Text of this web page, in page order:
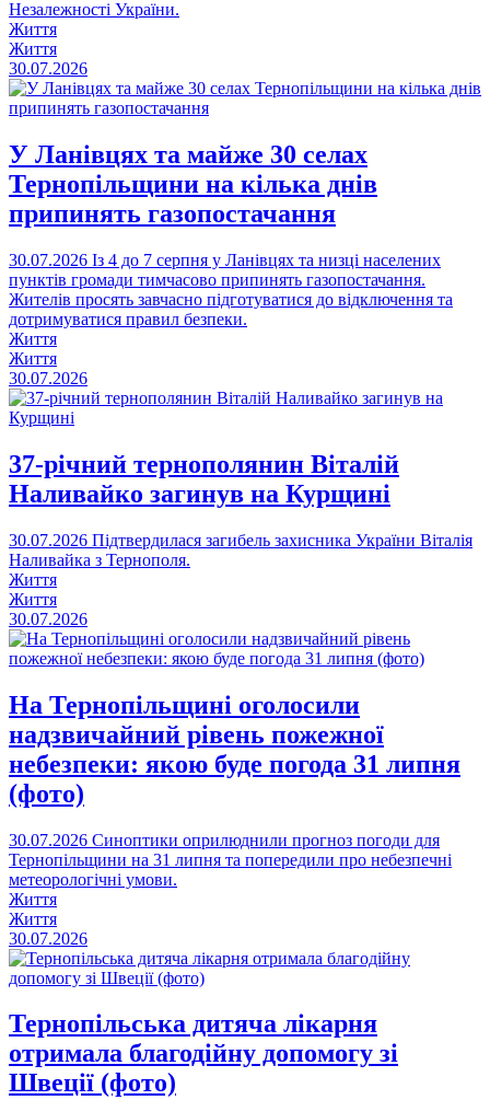
Незалежності України.
Життя
Життя
30.07.2026
У Ланівцях та майже 30 селах
Тернопільщини на кілька днів
припинять газопостачання
30.07.2026 Із 4 до 7 серпня у Ланівцях та низці населених
пунктів громади тимчасово припинять газопостачання.
Жителів просять завчасно підготуватися до відключення та
дотримуватися правил безпеки.
Життя
Життя
30.07.2026
37-річний тернополянин Віталій
Наливайко загинув на Курщині
30.07.2026 Підтвердилася загибель захисника України Віталія
Наливайка з Тернополя.
Життя
Життя
30.07.2026
На Тернопільщині оголосили
надзвичайний рівень пожежної
небезпеки: якою буде погода 31 липня
(фото)
30.07.2026 Синоптики оприлюднили прогноз погоди для
Тернопільщини на 31 липня та попередили про небезпечні
метеорологічні умови.
Життя
Життя
30.07.2026
Тернопільська дитяча лікарня
отримала благодійну допомогу зі
Швеції (фото)